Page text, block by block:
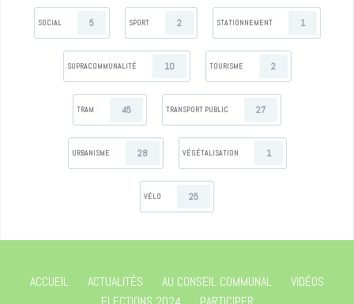
SOCIAL 5 SPORT 2 STATIONNEMENT 1
SUPRACOMMUNALITÉ 10 TOURISME 2
TRAM 45 TRANSPORT PUBLIC 27
URBANISME 28 VÉGÉTALISATION 1
VÉLO 25
ACCUEIL ACTUALITÉS AU CONSEIL COMMUNAL
VIDÉOS